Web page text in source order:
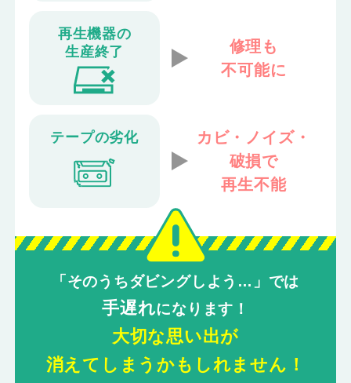
再生機器の
生産終了
修理も
不可能に
テープの劣化
カビ・ノイズ・
破損で
再生不能
「そのうちダビングしよう…」では
手遅れになります！
大切な思い出が
消えてしまうかもしれません！